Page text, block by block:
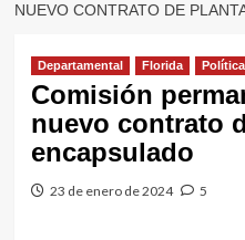
NUEVO CONTRATO DE
Departamental Florida Política
Comisión
nuevo contrato
encapsulado
23 de enero de 2024 5